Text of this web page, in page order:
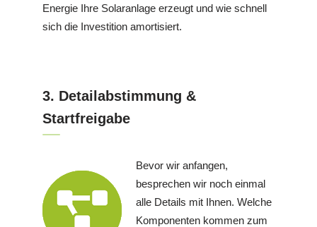
Energie Ihre Solaranlage erzeugt und wie schnell
sich die Investition amortisiert.
3. Detailabstimmung &
Startfreigabe
Bevor wir anfangen,
besprechen wir noch einmal
alle Details mit Ihnen. Welche
Komponenten kommen zum